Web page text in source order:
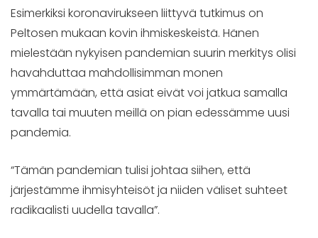
Esimerkiksi koronavirukseen liittyvä tutkimus on
Peltosen mukaan kovin ihmiskeskeistä. Hänen
mielestään nykyisen pandemian suurin merkitys olisi
havahduttaa mahdollisimman monen
ymmärtämään, että asiat eivät voi jatkua samalla
tavalla tai muuten meillä on pian edessämme uusi
pandemia.
“Tämän pandemian tulisi johtaa siihen, että
järjestämme ihmisyhteisöt ja niiden väliset suhteet
radikaalisti uudella tavalla”.